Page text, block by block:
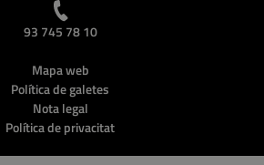
93 745 78 10
Mapa web
Política de galetes
Nota legal
Política de privacitat